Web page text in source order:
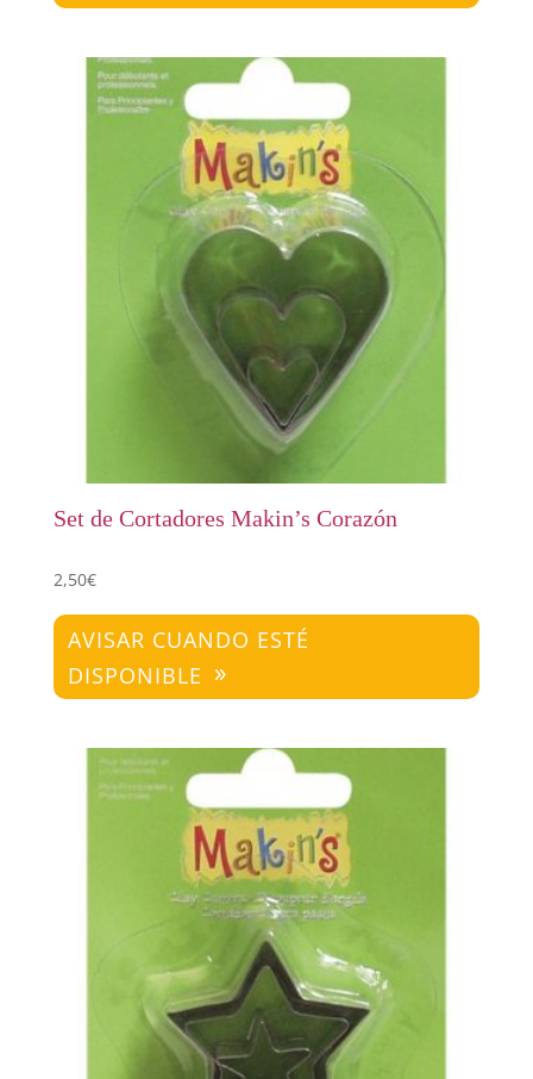
Set de Cortadores Makin’s Corazón
2,50€
AVISAR CUANDO ESTÉ
DISPONIBLE